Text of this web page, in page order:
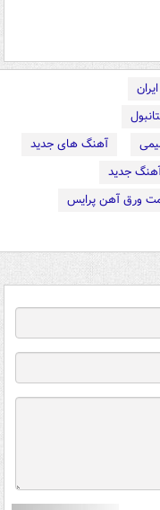
آهنگ های جدید
جدید
ورق آهن پرایس